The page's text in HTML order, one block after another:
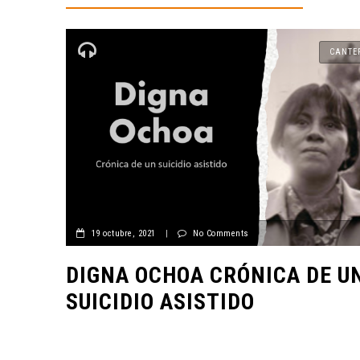
19 octubre, 2021 | No Comments
DIGNA OCHOA CRÓNICA DE
SUICIDIO ASISTIDO